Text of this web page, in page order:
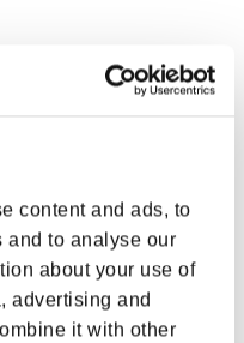
content and ads, to
and to analyse our
about your use of
advertising and
it with other